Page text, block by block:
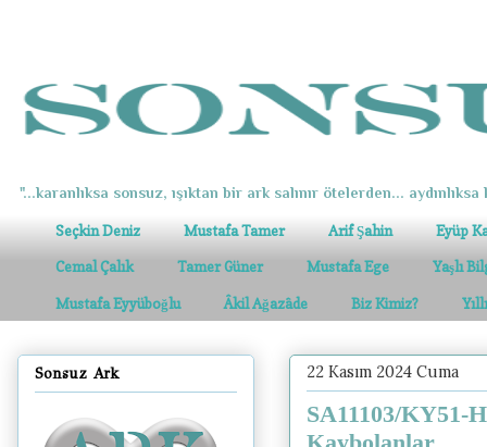
"...karanlıksa sonsuz, ışıktan bir ark salınır ötelerden... aydınlıksa
Seçkin Deniz Mustafa Tamer Arif Şahin Eyüp
Cemal Çalık Tamer Güner Mustafa Ege Yaşlı
Mustafa Eyyüboğlu Âkil Ağazâde Biz Kimiz?
22 Kasım 2024 Cuma
SA11103/KY51-
Sonsuz Ark